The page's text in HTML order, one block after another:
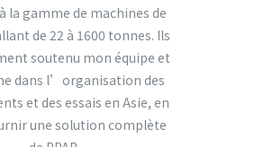
la gamme de machines de
de 22 à 1600 tonnes. Ils
soutenu mon équipe et
dans l’organisation des
et des essais en Asie, en
une solution complète